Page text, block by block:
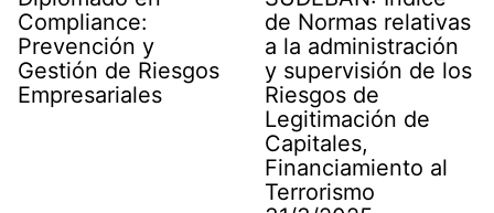
Compliance:
Prevención y
Gestión de Riesgos
Empresariales
de Normas relativas
a la administración
y supervisión de los
Riesgos de
Legitimación de
Capitales,
Financiamiento al
Terrorismo